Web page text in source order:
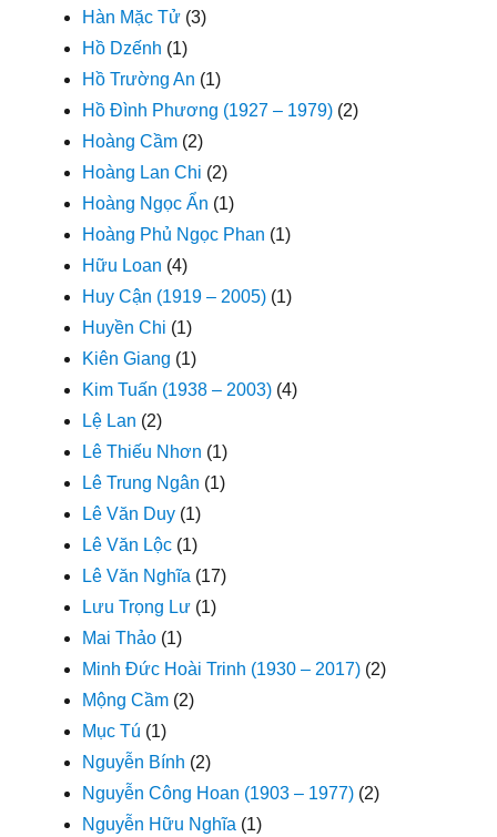
Hàn Mặc Tử (3)
Hồ Dzếnh (1)
Hồ Trường An (1)
Hồ Đình Phương (1927 – 1979) (2)
Hoàng Cầm (2)
Hoàng Lan Chi (2)
Hoàng Ngọc Ẩn (1)
Hoàng Phủ Ngọc Phan (1)
Hữu Loan (4)
Huy Cận (1919 – 2005) (1)
Huyền Chi (1)
Kiên Giang (1)
Kim Tuấn (1938 – 2003) (4)
Lệ Lan (2)
Lê Thiếu Nhơn (1)
Lê Trung Ngân (1)
Lê Văn Duy (1)
Lê Văn Lộc (1)
Lê Văn Nghĩa (17)
Lưu Trọng Lư (1)
Mai Thảo (1)
Minh Đức Hoài Trinh (1930 – 2017) (2)
Mộng Cầm (2)
Mục Tú (1)
Nguyễn Bính (2)
Nguyễn Công Hoan (1903 – 1977) (2)
Nguyễn Hữu Nghĩa (1)